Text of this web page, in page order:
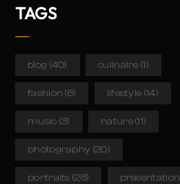
TAGS
blog (40) culinaire (1)
fashion (6) lifestyle (14)
music (3) nature(11)
photography (20)
portraits (28) présentation